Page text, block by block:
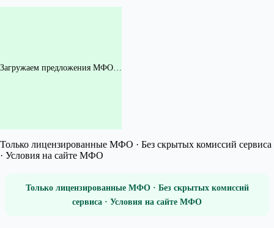
Загружаем предложения МФО…
Только лицензированные МФО · Без скрытых комиссий сервиса
· Условия на сайте МФО
Только лицензированные МФО · Без скрытых комиссий
сервиса · Условия на сайте МФО